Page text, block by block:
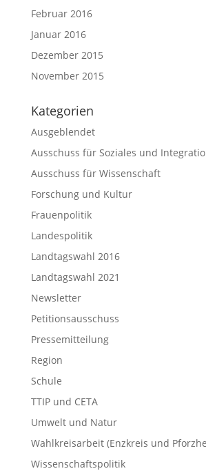
Februar 2016
Januar 2016
Dezember 2015
November 2015
Kategorien
Ausgeblendet
Ausschuss für Soziales und
Ausschuss für Wissenschaft
Forschung und Kultur
Frauenpolitik
Landespolitik
Landtagswahl 2016
Landtagswahl 2021
Newsletter
Petitionsausschuss
Pressemitteilung
Region
Schule
TTIP und CETA
Umwelt und Natur
Wahlkreisarbeit (Enzkreis und
Wissenschaftspolitik